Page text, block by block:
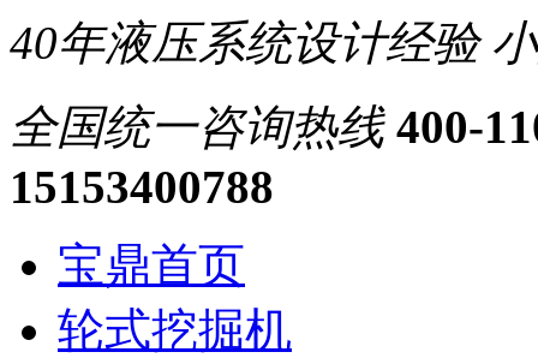
40年液压系统设计经验
全国统一咨询热线 400-
15153400788
宝鼎首页
轮式挖掘机